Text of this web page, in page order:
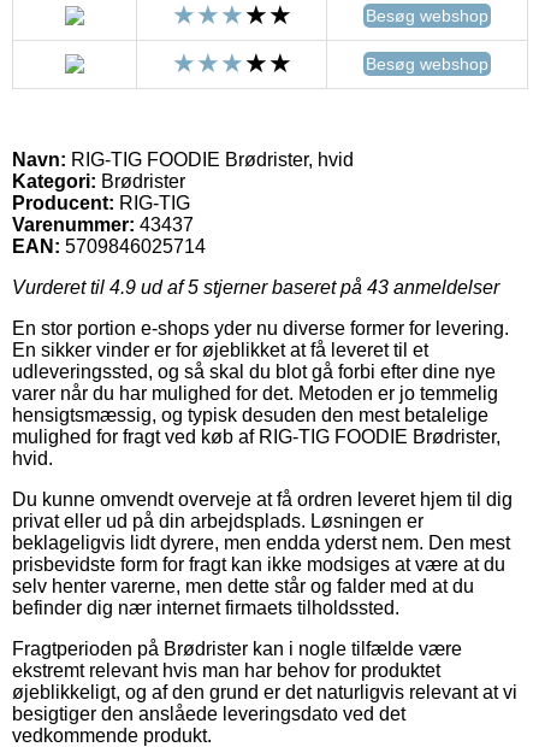
Besøg webshop
Besøg webshop
Navn: RIG-TIG FOODIE Brødrister, hvid
Kategori: Brødrister
Producent: RIG-TIG
Varenummer: 43437
EAN: 5709846025714
Vurderet til 4.9 ud af 5 stjerner baseret på 43 anmeldelser
En stor portion e-shops yder nu diverse former for levering.
En sikker vinder er for øjeblikket at få leveret til et
udleveringssted, og så skal du blot gå forbi efter dine nye
varer når du har mulighed for det. Metoden er jo temmelig
hensigtsmæssig, og typisk desuden den mest betalelige
mulighed for fragt ved køb af RIG-TIG FOODIE Brødrister,
hvid.
Du kunne omvendt overveje at få ordren leveret hjem til dig
privat eller ud på din arbejdsplads. Løsningen er
beklageligvis lidt dyrere, men endda yderst nem. Den mest
prisbevidste form for fragt kan ikke modsiges at være at du
selv henter varerne, men dette står og falder med at du
befinder dig nær internet firmaets tilholdssted.
Fragtperioden på Brødrister kan i nogle tilfælde være
ekstremt relevant hvis man har behov for produktet
øjeblikkeligt, og af den grund er det naturligvis relevant at vi
besigtiger den anslåede leveringsdato ved det
vedkommende produkt.